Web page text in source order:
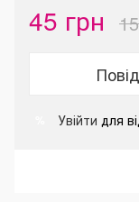
45 грн
Увійти для